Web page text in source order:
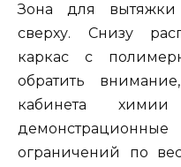
Зона для вытяжки
сверху. Снизу
каркас с
обратить
кабинета
ограничений по